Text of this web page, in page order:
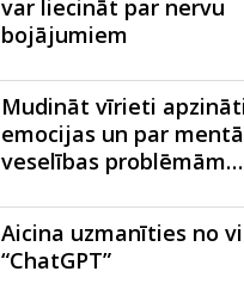
var liecināt par nervu
bojājumiem
Mudināt vīrieti
emocijas un par
veselības problēmām…
Aicina uzmanīties no
“ChatGPT”